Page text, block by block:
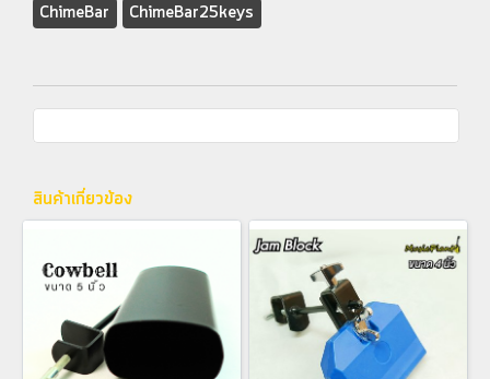
ChimeBar ChimeBar25keys
สินค้าเกี่ยวข้อง